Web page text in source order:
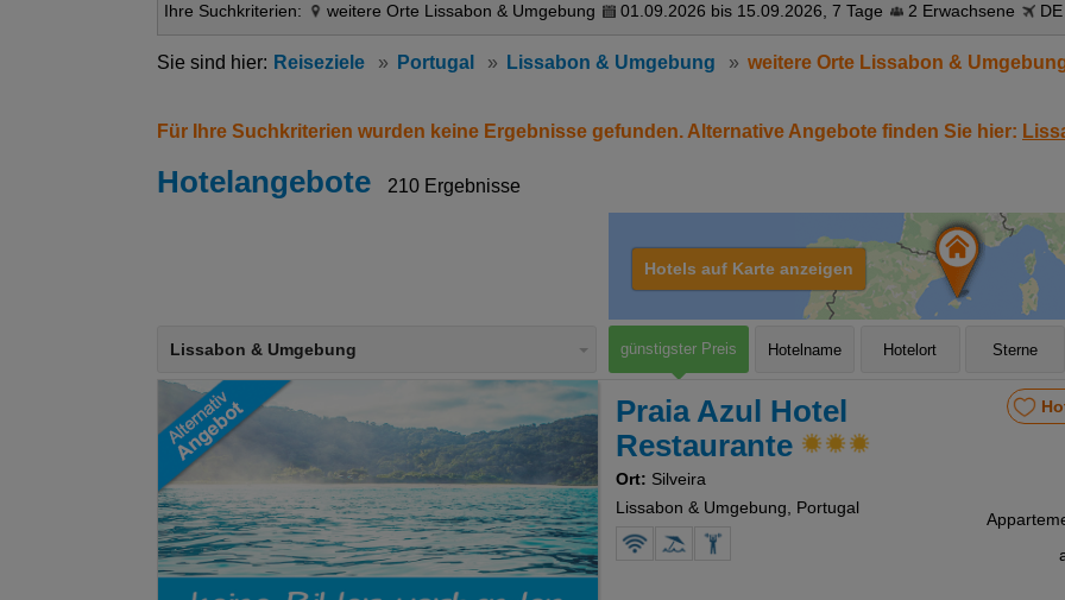
Ihre Suchkriterien: weitere Orte Lissabon & Umgebung 01.09.2026 bis 15.09.2026, 7 Tage 2 Erwachsene DE
Reiseziele Portugal Lissabon & Umgebung weitere Orte Lissabon &
Für Ihre Suchkriterien wurden keine Ergebnisse gefunden. Alternative Angebote finden Sie hier:
Hotelangebote 210 Ergebnisse
Hotels auf Karte anzeigen
Lissabon & Umgebung günstigster Preis Hotelname Hotelort Sterne
Praia Azul Hotel
Restaurante
Ort: Silveira
Lissabon & Umgebung, Portugal